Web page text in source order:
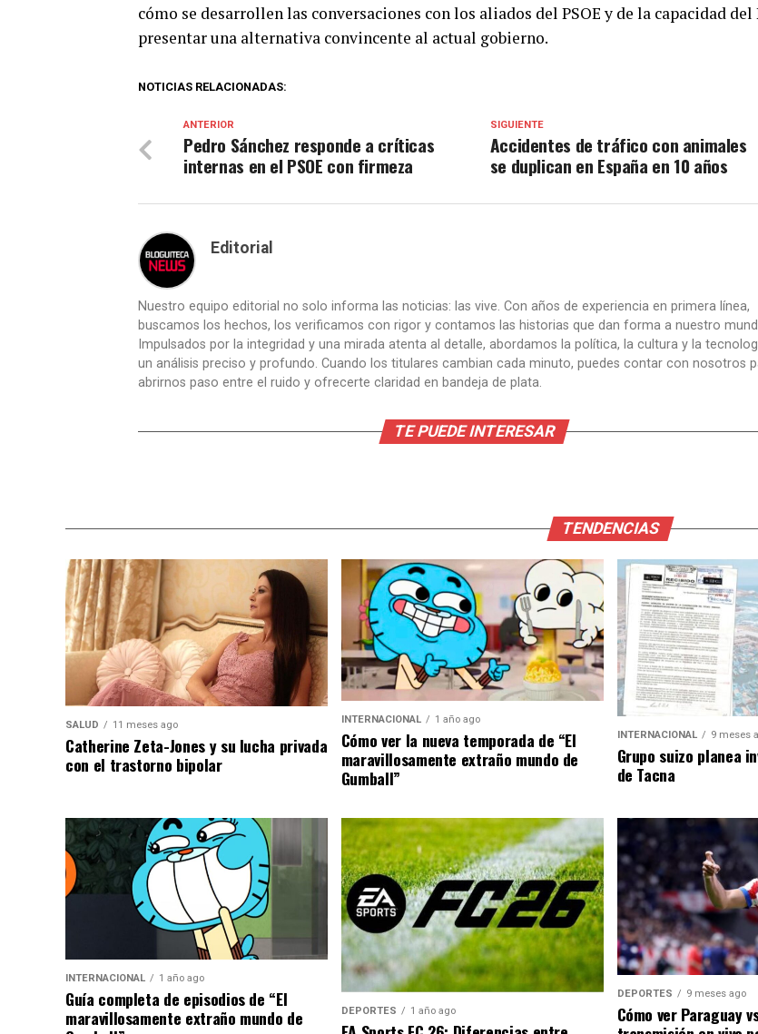
cómo se desarrollen las conversaciones con los aliados del PSOE y de la capacidad del
presentar una alternativa convincente al actual gobierno.
NOTICIAS RELACIONADAS:
SIGUIENTE
Accidentes de tráfico con animales
se duplican en España en 10 años
ANTERIOR
Pedro Sánchez responde a críticas
internas en el PSOE con firmeza
Editorial
Nuestro equipo editorial no solo informa las noticias: las vive. Con años de experiencia en primera línea,
buscamos los hechos, los verificamos con rigor y contamos las historias que dan forma a nuestro
Impulsados por la integridad y una mirada atenta al detalle, abordamos la política, la cultura y la
un análisis preciso y profundo. Cuando los titulares cambian cada minuto, puedes contar con nosotros
abrirnos paso entre el ruido y ofrecerte claridad en bandeja de plata.
TE PUEDE INTERESAR
TENDENCIAS
SALUD 11 meses ago
Catherine Zeta-Jones y su lucha privada
con el trastorno bipolar
INTERNACIONAL 1 año ago
Cómo ver la nueva temporada de “El
maravillosamente extraño mundo de
Gumball”
INTERNACIONAL 9 meses
Grupo suizo planea
de Tacna
INTERNACIONAL 1 año ago
Guía completa de episodios de “El
maravillosamente extraño mundo de
DEPORTES 1 año ago
DEPORTES 9 meses ago
Cómo ver Paraguay